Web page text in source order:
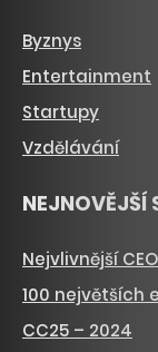
Byznys
Entertainment
Startupy
Vzdělávání
NEJNOVĚJŠÍ
Nejvlivnější
100 největších
CC25 – 2024